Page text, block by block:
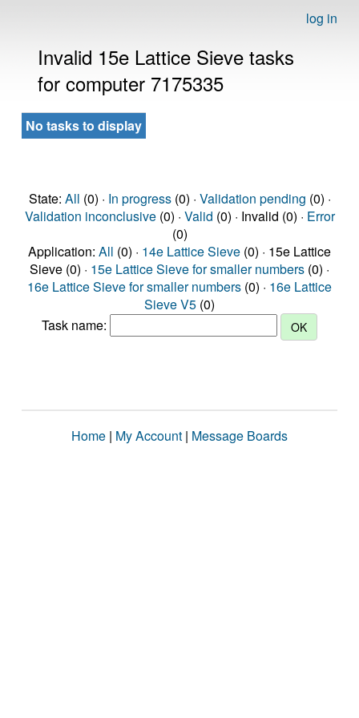
log in
Invalid 15e Lattice Sieve tasks
for computer 7175335
No tasks to display
State: All (0) · In progress(0) · Validation pending (0) ·
Validation inconclusive(0) · Valid (0) · Invalid (0) · Error
(0)
Application: All (0) · 14e Lattice Sieve (0) · 15e Lattice
Sieve (0) · 15e Lattice Sieve for smaller numbers (0) ·
16e Lattice Sieve for smaller numbers (0) · 16e Lattice
Sieve V5 (0)
Task name:
Home | My Account | Message Boards